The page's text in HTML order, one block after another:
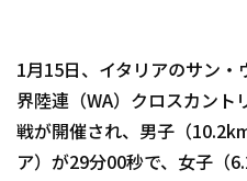
1月15日、イタリアのサン
界陸連（WA）クロスカント
戦が開催され、男子（
ア）が29分00秒で、女子（